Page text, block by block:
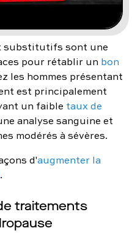
substitutifs sont une
pour rétablir un bon
les hommes présentant
est principalement
un faible taux de
analyse sanguine et
modérés à sévères.
d'augmenter la
.
traitements